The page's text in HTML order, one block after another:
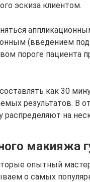
эскиза клиентом.
(введением
пороге пациента
как 30
результатов. В
на
макияжа
опытный
о самых